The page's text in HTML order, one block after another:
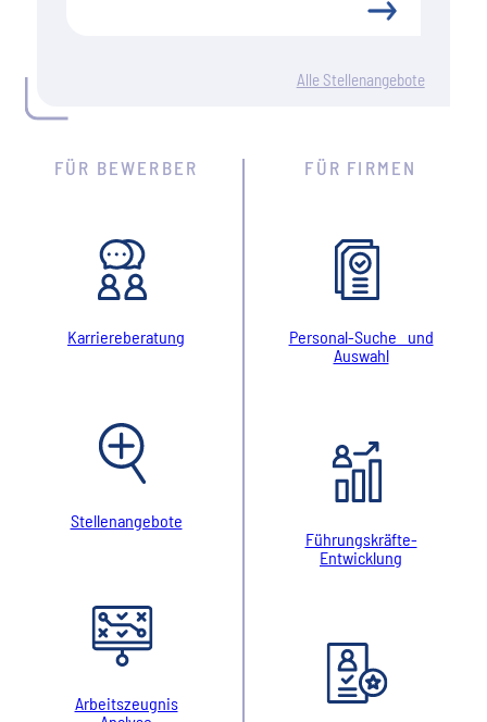
Alle Stellenangebote
FÜR BEWERBER
Karriereberatung
Stellenangebote
Arbeitszeugnis
FÜR FIRMEN
Personal-Suche und
Auswahl
Führungskräfte-
Entwicklung